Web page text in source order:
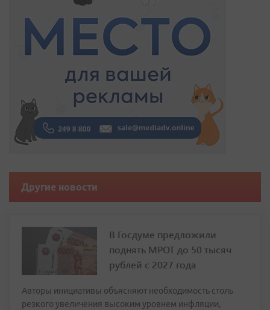
Другие новости
В Госдуме предложили
поднять МРОТ до 50 тысяч
рублей с 2027 года
Авторы инициативы объясняют необходимость столь
резкого увеличения высоким уровнем инфляции,